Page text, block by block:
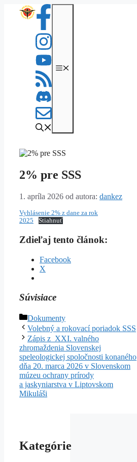
Preskočiť
Menu
2% pre SSS
1. apríla 2026 od autora: dankez
Vyhlásenie 2% z dane za rok
2025
Stiahnuť
Zdieľaj tento článok:
Facebook
X
Súvisiace
Kategórie
Dokumenty
Volebný a rokovací poriadok SSS
Zápis z XXI. valného
zhromaždenia Slovenskej
speleologickej spoločnosti konaného
dňa 20. marca 2026 v Slovenskom
múzeu ochrany prírody
a jaskyniarstva v Liptovskom
Mikuláši
Kategórie